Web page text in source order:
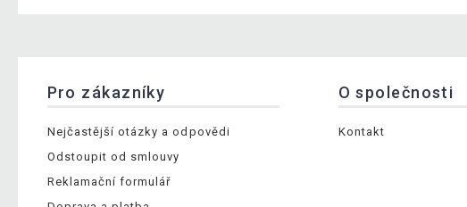
Pro zákazníky
Nejčastější otázky a odpovědi
Odstoupit od smlouvy
Reklamační formulář
O společnosti
Kontakt